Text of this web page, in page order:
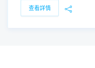
查看詳情